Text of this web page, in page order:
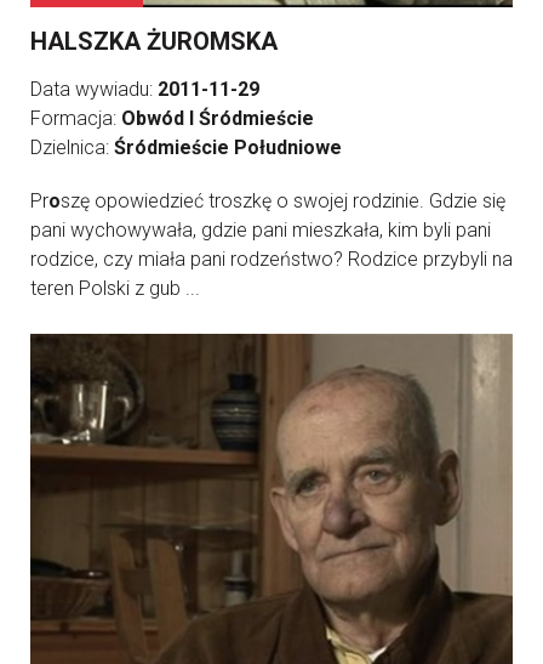
HALSZKA ŻUROMSKA
Data wywiadu: 2011-11-29
Formacja: Obwód I Śródmieście
Dzielnica: Śródmieście Południowe
Proszę opowiedzieć troszkę o swojej rodzinie. Gdzie się
pani wychowywała, gdzie pani mieszkała, kim byli pani
rodzice, czy miała pani rodzeństwo? Rodzice przybyli na
teren Polski z gub ...